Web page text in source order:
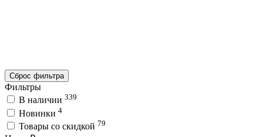
Сброс фильтра
Фильтры
В наличии 339
Новинки 4
Товары со скидкой 79